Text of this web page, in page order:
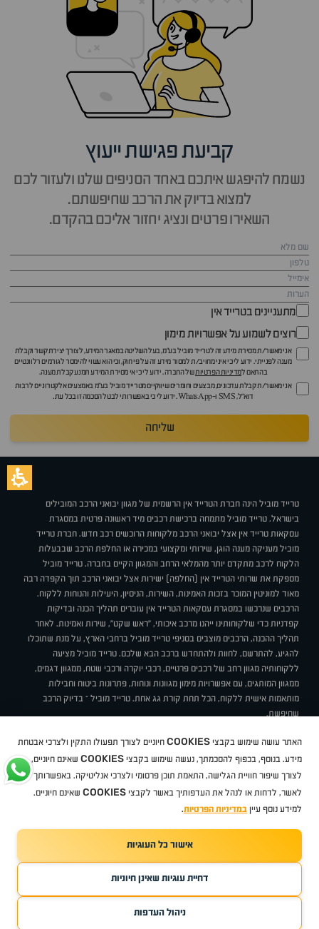
קביעת פגישת ייעוץ
נשמח להיפגש איתכם באחד הסניפים שלנו ולעזור לכם
למצוא בדיוק את הרכב שחיפשתם.
השאירו פרטים ונציג יחזור אליכם בהקדם.
מתעניינים בטרייד אין
רוצים לשמוע על אפשרויות מימון
אני מאשר/ת מסירת מידע זה לטרייד מוביל בע"מ, בעל השליטה במאגר המידע, לצורך יצירת קשר וקבלת
מענה לפנייתי. ידוע לי כי איני מחויב/ת למסור מידע זה על פי חוק, וכי הוא עשוי להימסר לגורמים רלוונטיים
בהתאם למדיניות הפרטיותשל החברה. ידוע לי כי אי מסירת המידע תמנע קבלת מענה.
אני מאשר/ת קבלת עדכונים, מבצעים וחומרים שיווקיים מטרייד מוביל בע"מ באמצעים אלקטרוניים לרבות
דוא״ל, SMS ו-WhatsApp. ידוע לי כי באפשרותי לבטל הסכמה זו בכל עת.
שליחה
טרייד מוביל הינה חברת הטרייד אין הרשמית של מגוון יבואני הרכב המובילים
בישראל. טרייד מוביל מתמחה ברכישת רכבים מיד ראשונה פרטית במסגרת
עסקאות טרייד אין אצל יבואני הרכב מלקוחות הרוכשים רכב חדש. חברת טרייד
מוביל מעניקה מענה הוגן, שירותי ומקצועי במכירה או החלפת הרכב שבבעלות
הלקוח לרכב מתקדם יותר מהמלאי הרחב והמגוון הקיים בחברה. טרייד מוביל
מספקת את שרותי הטרייד אין (החלפה) ישירות אצל יבואני הרכב תוך הקפדה רבה
מאוד למוניטין המוכר בזכות האמינות, השירות, הניסיון, היעילות והנוחות ללקוח.
הרכבים שנרכשו במסגרת עסקאות הטרייד אין עוברים תהליך הכנה ובדיקות
קפדניות כדי שלקוחותינו ייהנו מרכב איכותי, "ראש שקט", שירות ואמינות. לאחר
תהליך ההכנה, הרכבים מוצבים בסניפי טרייד מוביל ברחבי הארץ, על מנת שתוכלו
להגיע, להתרשם, לחוות ולהתחדש ברכב הבא שלכם. טרייד מוביל מציעה
ללקוחותיה מגוון רחב של רכבים פרטיים, רכבי יוקרה ורכבי שטח, ממגוון דגמים,
ממגוון המותגים, עם אפשרויות מימון מגוונות ונוחות, פתרונות ביטוח וחבילות
מותאמות אישית ללקוח, הכל תחת קורת גג אחת. טרייד מוביל – בדיוק הרכב
שחיפשת.
תקנוןBUY BACKמבצעיםמגזין טרייד מובילאיך זה עובד? דרושים
ניהול העדפות עוגיות
סיטרואן אופלפיג'וMG
Geelyמזדהבי ווי דיצ'רי טסלהניסאןטויוטהדאצ'יהפולקסווגןטסלה
ב מ וולקסוסאאודיסקודהיונדאירנושברולט
TradeMobile instagram
TradeMobile youtube
TradeMobile facebook
ריגו מרקטינג - קידום אתרים
כל הזכויות שמורות טרייד מוביל2026
האתר עושה שימוש בקבצי COOKIES חיוניים לצורך תפעולו התקין ולצרכי אבטחת
מידע. בנוסף, בכפוף להסכמתך, נעשה שימוש בקבצי COOKIES שאינם חיוניים,
לצורך שיפור חוויית הגלישה, התאמת תוכן פרסומי ולצרכי אנליטיקה. באפשרותך
לאשר, לדחות או לנהל את העדפותיך באשר לקבצי COOKIES שאינם חיוניים.
למידע נוסף עיין במדיניות הפרטיות.
אישור כל העוגיות
דחיית עוגיות שאינן חיוניות
ניהול העדפות